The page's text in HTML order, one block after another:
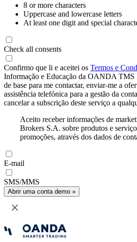
8 or more characters
Uppercase and lowercase letters
At least one digit and special
Check all consents
Confirmo que li e aceitei os Termos e
Informação e Educação da OANDA TMS
de base para me contactar, enviar-me a
assistência telefónica para a gestão da
cancelar a subscrição deste serviço a
Aceito receber informações de
Brokers S.A. sobre produtos e
promoções, através dos dados de
E-mail
SMS/MMS
Abrir uma conta demo »